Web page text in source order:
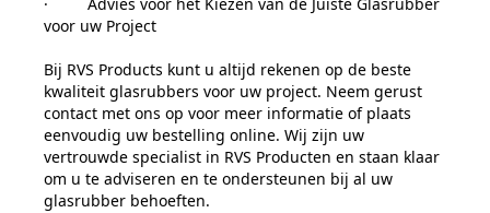
voor uw Project
Bij RVS Products kunt u altijd rekenen op de beste
kwaliteit glasrubbers voor uw project. Neem gerust
contact met ons op voor meer informatie of plaats
eenvoudig uw bestelling online. Wij zijn uw
vertrouwde specialist in RVS Producten en staan klaar
om u te adviseren en te ondersteunen bij al uw
glasrubber behoeften.